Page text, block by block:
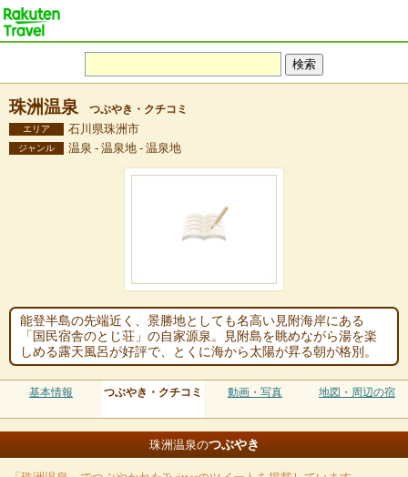
珠洲温泉 つぶやき・クチコミ
エリア 石川県珠洲市
ジャンル 温泉 - 温泉地 - 温泉地
能登半島の先端近く、景勝地としても名高い見附海岸にある
「国民宿舎のとじ荘」の自家源泉。見附島を眺めながら湯を楽
しめる露天風呂が好評で、とくに海から太陽が昇る朝が格別。
基本情報 つぶやき・クチコミ 動画・写真 地図・周辺の宿
珠洲温泉のつぶやき